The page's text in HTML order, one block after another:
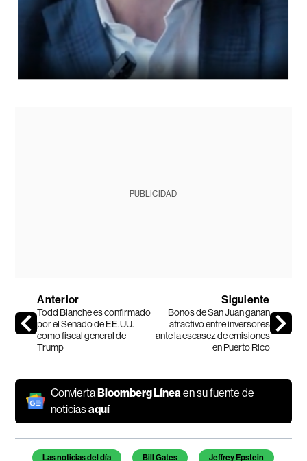
PUBLICIDAD
Anterior
Todd Blanche es confirmado
por el Senado de EE.UU.
como fiscal general de
Trump
Siguiente
Bonos de San Juan ganan
atractivo entre inversores
ante la escasez de emisiones
en Puerto Rico
ConviertaBloomberg Línea en su fuente de
noticiasaquí
Temas de este artículo
Las noticias del día Bill Gates Jeffrey Epstein